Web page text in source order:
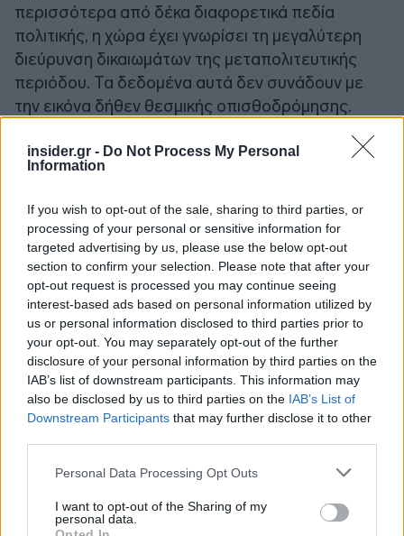
insider.gr - Do Not Process My Personal
Information
If you wish to opt-out of the sale, sharing to third parties, or
processing of your personal or sensitive information for
targeted advertising by us, please use the below opt-out
section to confirm your selection. Please note that after your
opt-out request is processed you may continue seeing
interest-based ads based on personal information utilized by
us or personal information disclosed to third parties prior to
your opt-out. You may separately opt-out of the further
disclosure of your personal information by third parties on the
IAB’s list of downstream participants. This information may
also be disclosed by us to third parties on the IAB’s List of
Downstream Participants that may further disclose it to other
Please note that this website/app uses one or more Google
not limited to your visit or usage behaviour. You may click to
grant or deny consent to Google and its third-party tags to
Personal Data Processing Opt Outs
I want to opt-out of the Sharing of my
personal data.
περισσότερα από δέκα διαφορετικά πεδία
πολιτικής, η χώρα έχει γνωρίσει τη μεγαλύτερη
διεύρυνση δικαιωμάτων της μεταπολιτευτικής
περιόδου. Τα δεδομένα αυτά δεν συνάδουν με
την εικόνα δήθεν θεσμικής οπισθοδρόμησης.
διευρύνει σταθερά τον χώρο των ελευθεριών και
της συμμετοχής.
Η πρόοδος στο κράτος δικαίου συνδέεται άμεσα
και με την οικονομική πρόοδο της χώρας. Δεν
μπορεί να υπάρξει βιώσιμη ανάπτυξη χωρίς
ισχυρούς θεσμούς, ασφάλεια δικαίου και
εμπιστοσύνη στους κανόνες. Η έξοδος της
Ελλάδας από τον κατάλογο των χωρών με
μακροχρόνιες μακροοικονομικές ανισορροπίες
αποτελεί ένα ιστορικό ορόσημο. Μετά από
δεκαέξι χρόνια κρίσεων, μνημονίων, εποπτείας και